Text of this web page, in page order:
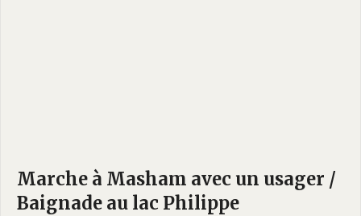
Marche à Masham avec un usager /
Baignade au lac Philippe